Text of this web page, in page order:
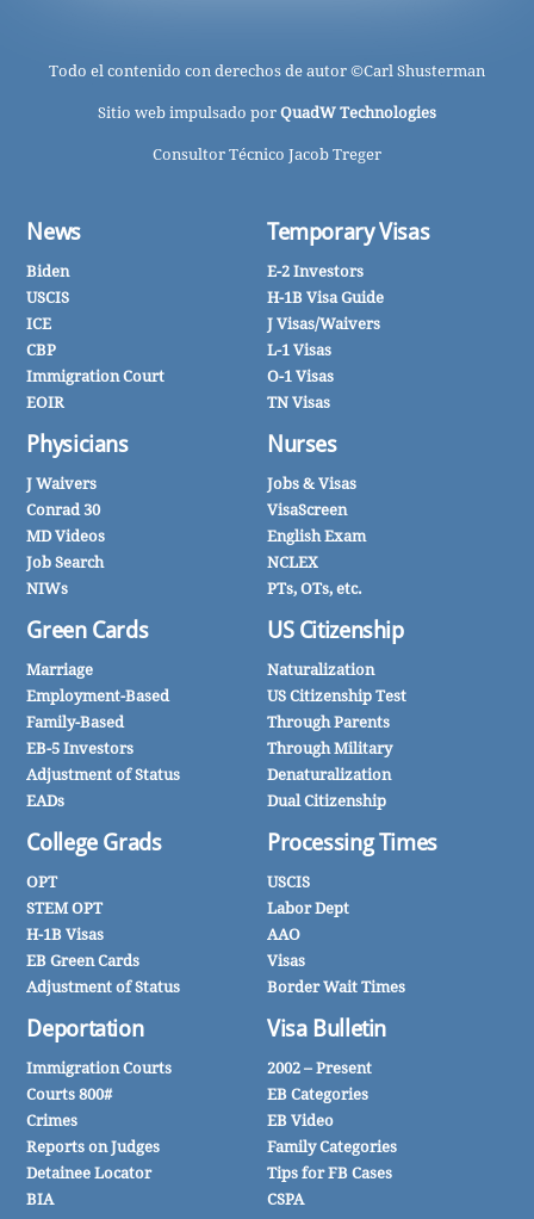
Todo el contenido con derechos de autor ©Carl Shusterman
Sitio web impulsado por QuadW Technologies
Consultor Técnico Jacob Treger
News
Biden
USCIS
ICE
CBP
Immigration Court
EOIR
Physicians
J Waivers
Conrad 30
MD Videos
Job Search
NIWs
Green Cards
Marriage
Employment-Based
Family-Based
EB-5 Investors
Adjustment of Status
EADs
College Grads
OPT
STEM OPT
H-1B Visas
EB Green Cards
Adjustment of Status
Deportation
Immigration Courts
Courts 800#
Crimes
Reports on Judges
Detainee Locator
BIA
Temporary Visas
E-2 Investors
H-1B Visa Guide
J Visas/Waivers
L-1 Visas
O-1 Visas
TN Visas
Nurses
Jobs & Visas
VisaScreen
English Exam
NCLEX
PTs, OTs, etc.
US Citizenship
Naturalization
US Citizenship Test
Through Parents
Through Military
Denaturalization
Dual Citizenship
Processing Times
USCIS
Labor Dept
AAO
Visas
Border Wait Times
Visa Bulletin
2002 – Present
EB Categories
EB Video
Family Categories
Tips for FB Cases
CSPA